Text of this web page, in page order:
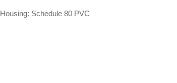
Housing: Schedule 80 PVC